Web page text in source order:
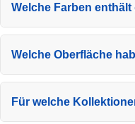
Welche Farben
Welche Oberfläche
Für welche